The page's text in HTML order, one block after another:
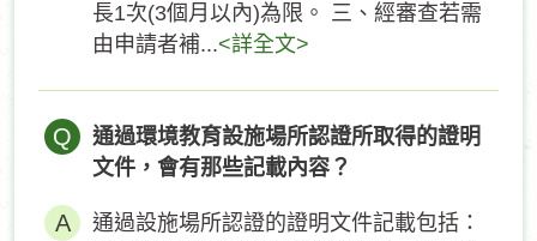
長1次(3個月以內)為限。 三、經審查若需
由申請者補...<詳全文>
Q
通過環境教育設施場所認證所取得的證明
文件，會有那些記載內容？
通過設施場所認證的證明文件記載包括：